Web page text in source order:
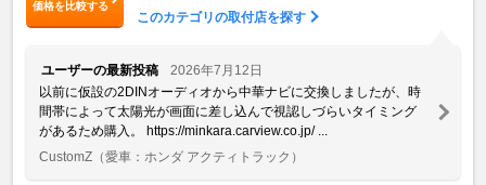
価格を比較する
このカテゴリの取付店を探す
ユーザーの最新投稿
2026年7月12日
以前に仮設の2DINオーディオから中華ナビに交換しましたが、時
間帯によって太陽光が画面に差し込んで視認しづらいタイミング
があるため購入。 https://minkara.carview.co.jp/ ...
CustomZ （愛車：ホンダ アクティトラック）